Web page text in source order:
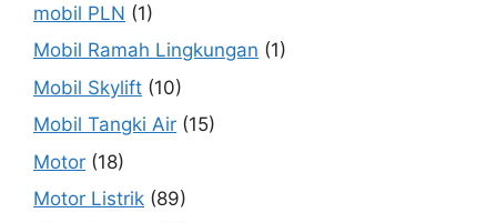
mobil PLN (1)
Mobil Ramah Lingkungan (1)
Mobil Skylift (10)
Mobil Tangki Air (15)
Motor (18)
Motor Listrik (89)